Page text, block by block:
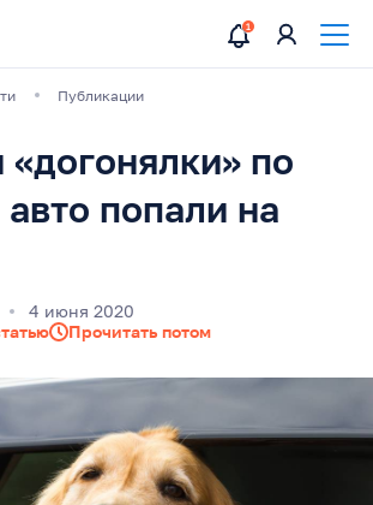
Публикации
«догонялки» по
попали на
4 июня 2020
Прочитать потом